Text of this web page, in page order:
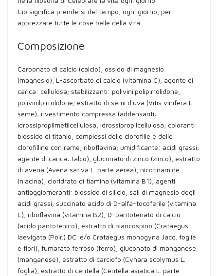
Ciò significa prendersi del tempo, ogni giorno, per
apprezzare tutte le cose belle della vita.
Composizione
Carbonato di calcio (calcio), ossido di magnesio
(magnesio), L-ascorbato di calcio (vitamina C); agente di
carica: cellulosa; stabilizzanti: polivinilpolipirrolidone,
polivinilpirrolidone; estratto di semi d'uva (Vitis vinifera L.
seme), rivestimento compressa (addensanti:
idrossipropilmetilcellulosa, idrossipropilcellulosa; coloranti:
biossido di titanio, complessi delle clorofille e delle
clorofilline con rame, riboflavina; umidificante: acidi grassi;
agente di carica: talco), gluconato di zinco (zinco), estratto
di avena (Avena sativa L. parte aerea), nicotinamide
(niacina), cloridrato di tiamina (vitamina B1); agenti
antiagglomeranti: biossido di silicio, sali di magnesio degli
acidi grassi; succinato acido di D-alfa-tocoferile (vitamina
E), riboflavina (vitamina B2), D-pantotenato di calcio
(acido pantotenico), estratto di biancospino (Crataegus
laevigata (Poir.) DC. e/o Crataegus monogyna Jacq. foglie
e fiori), fumarato ferroso (ferro), gluconato di manganese
(manganese), estratto di carciofo (Cynara scolymus L.
foglia), estratto di centella (Centella asiatica L. parte